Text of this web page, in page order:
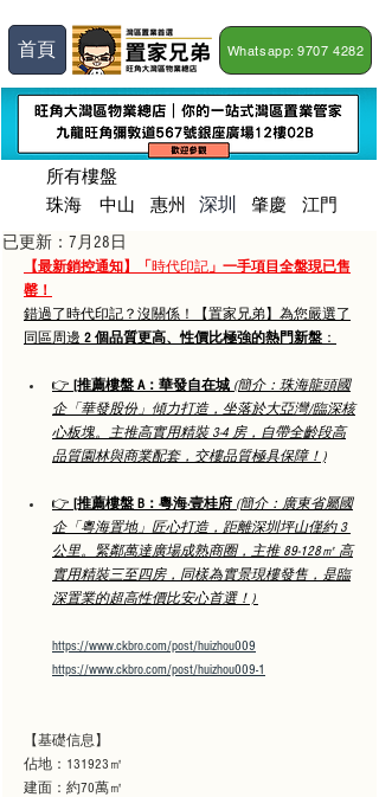
首頁 Whatsapp: 9707 4282
所有樓盤
珠海
​中山 惠州 深圳 肇慶 江門
已更新： 7月28日
【最新銷控通知】「 時代印記 」一手項目全盤現已售
罄！
錯過了時代印記 ？沒關係！【置家兄弟】為您嚴選了
同區周邊 2 個品質更高、性價比極強的熱門新盤 ：
👉 [推薦樓盤 A：華發自在城 (簡介：珠海龍頭國
企「華發股份」傾力打造，坐落於大亞灣/臨深核
心板塊。主推高實用精裝 3-4 房，自帶全齡段高
品質園林與商業配套，交樓品質極具保障！)
👉 [推薦樓盤 B：粵海·壹桂府 (簡介：廣東省屬國
企「粵海置地」匠心打造，距離深圳坪山僅約 3
公里。緊鄰萬達廣場成熟商圈，主推 89-128㎡ 高
實用精裝三至四房，同樣為實景現樓發售，是臨
深置業的超高性價比安心首選！)
https://www.ckbro.com/post/huizhou009
https://www.ckbro.com/post/huizhou009-1
【基礎信息】
佔地：131923㎡
建面：約70萬㎡